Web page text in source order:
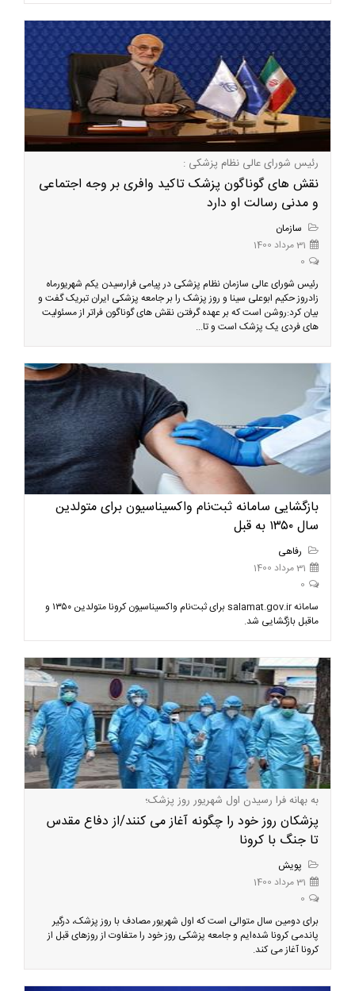
رئیس شورای عالی نظام پزشکی :
نقش های گوناگون پزشک تاکید وافری بر وجه اجتماعی
و مدنی رسالت او دارد
سازمان
31 مرداد 1400
0
رئیس شورای عالی سازمان نظام پزشکی در پیامی فرارسیدن یکم شهریورماه
زادروز حکیم ابوعلی سینا و روز پزشک را بر جامعه پزشکی ایران تبریک گفت و
بیان کرد:روشن است که بر عهده گرفتن نقش های گوناگون فراتر از مسئولیت
های فردی یک پزشک است و تا...
بازگشایی سامانه ثبت‌نام واکسیناسیون برای متولدین
سال ۱۳۵۰ به قبل
رفاهی
31 مرداد 1400
0
سامانه salamat.gov.ir برای ثبت‌نام واکسیناسیون کرونا متولدین ۱۳۵۰ و
ماقبل بازگشایی شد.
به بهانه فرا رسیدن اول شهریور روز پزشک؛
پزشکان روز خود را چگونه آغاز می کنند/از دفاع مقدس
تا جنگ با کرونا
پویش
31 مرداد 1400
0
برای دومین سال متوالی است که اول شهریور مصادف با روز پزشک، درگیر
پاندمی کرونا شده‌ایم و جامعه پزشکی روز خود را متفاوت از روزهای قبل از
کرونا آغاز می کند.